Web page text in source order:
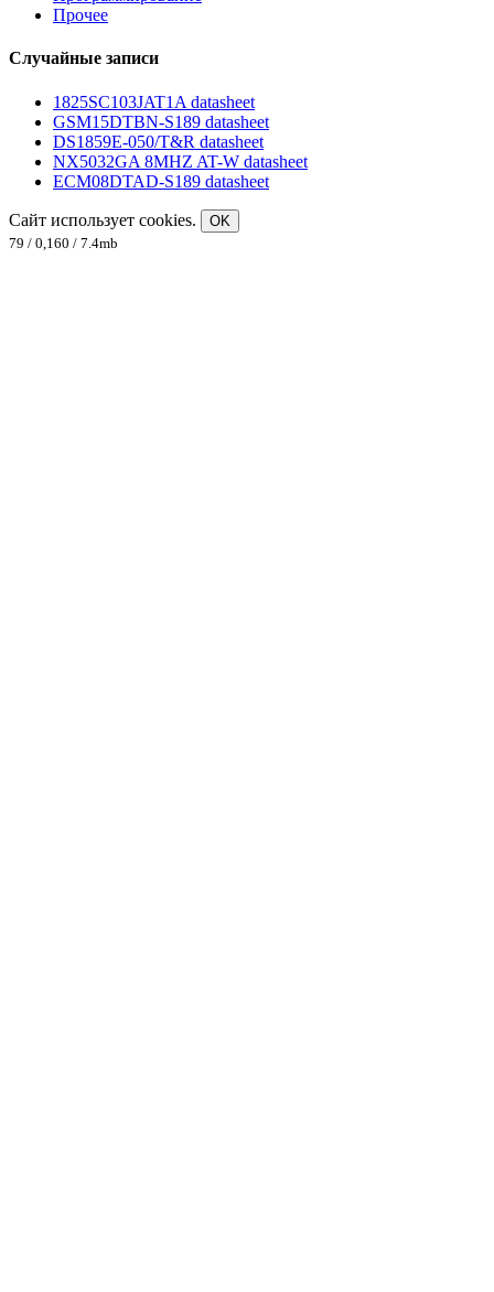
Прочее
Случайные записи
1825SC103JAT1A datasheet
GSM15DTBN-S189 datasheet
DS1859E-050/T&R datasheet
NX5032GA 8MHZ AT-W datasheet
ECM08DTAD-S189 datasheet
Сайт использует cookies.
OK
79 / 0,160 / 7.4mb